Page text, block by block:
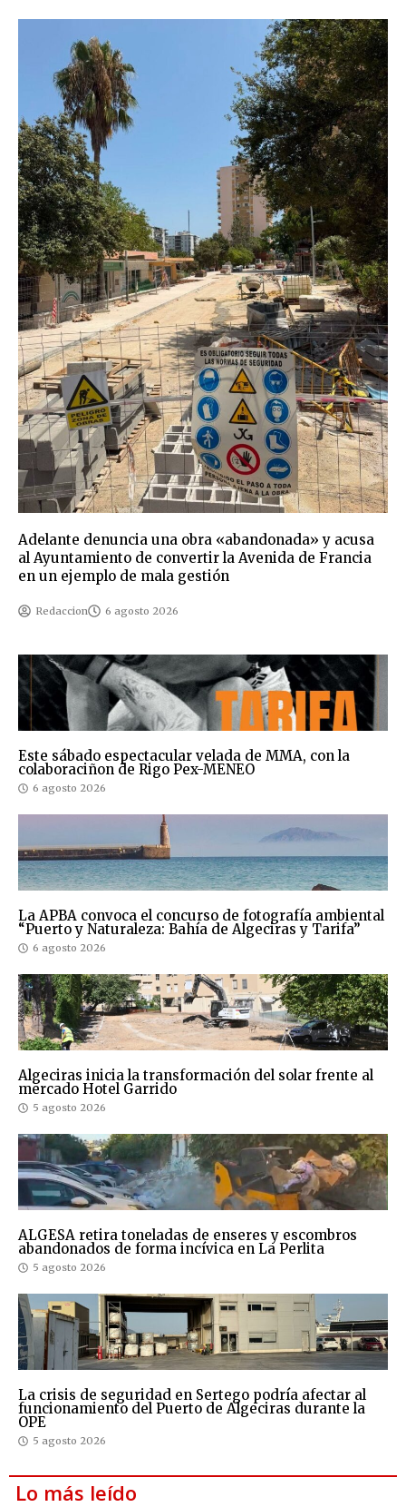
Adelante denuncia una obra «abandonada» y acusa
al Ayuntamiento de convertir la Avenida de Francia
en un ejemplo de mala gestión
Redaccion 6 agosto 2026
Este sábado espectacular velada de MMA, con la
colaboraciñon de Rigo Pex-MENEO
6 agosto 2026
La APBA convoca el concurso de fotografía ambiental
“Puerto y Naturaleza: Bahía de Algeciras y Tarifa”
6 agosto 2026
Algeciras inicia la transformación del solar frente al
mercado Hotel Garrido
5 agosto 2026
ALGESA retira toneladas de enseres y escombros
abandonados de forma incívica en La Perlita
5 agosto 2026
La crisis de seguridad en Sertego podría afectar al
funcionamiento del Puerto de Algeciras durante la
OPE
5 agosto 2026
Lo más leído